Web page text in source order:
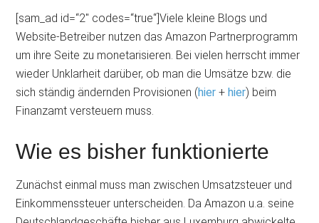
[sam_ad id=“2″ codes=“true“]Viele kleine Blogs und
Website-Betreiber nutzen das Amazon Partnerprogramm
um ihre Seite zu monetarisieren. Bei vielen herrscht immer
wieder Unklarheit darüber, ob man die Umsätze bzw. die
sich ständig ändernden Provisionen (hier +hier) beim
Finanzamt versteuern muss.
Wie es bisher funktionierte
Zunächst einmal muss man zwischen Umsatzsteuer und
Einkommenssteuer unterscheiden. Da Amazon u.a. seine